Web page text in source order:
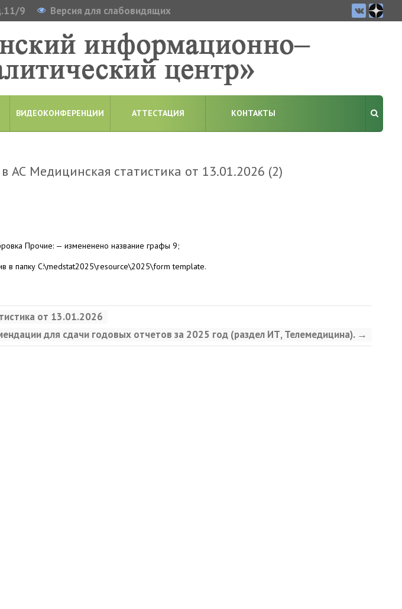
9 Версия для слабовидящих
ВИДЕОКОНФЕРЕНЦИИ АТТЕСТАЦИЯ КОНТАКТЫ
АС Медицинская статистика от 13.01.2026 (2)
Прочие: — измененено название графы 9;
в папку C:\medstat2025\resource\2025\form template.
от 13.01.2026
для сдачи годовых отчетов за 2025 год (раздел ИТ, Телемедицина). →